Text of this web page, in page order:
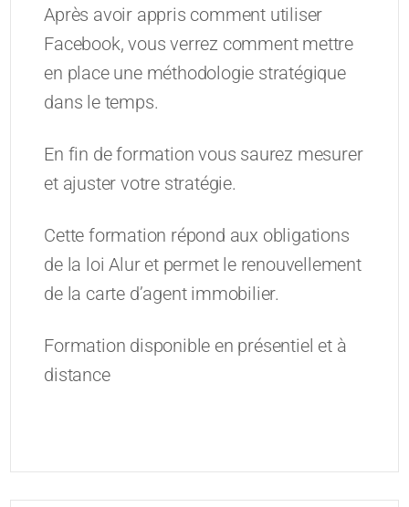
Après avoir appris comment utiliser
Facebook, vous verrez comment mettre
en place une méthodologie stratégique
dans le temps.
En fin de formation vous saurez mesurer
et ajuster votre stratégie.
Cette formation répond aux obligations
de la loi Alur et permet le renouvellement
de la carte d’agent immobilier.
Formation disponible en présentiel et à
distance